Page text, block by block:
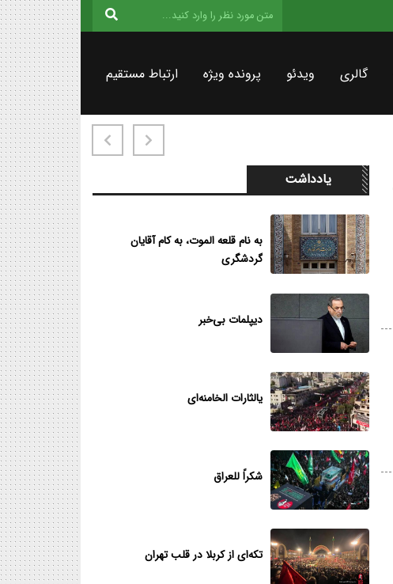
گالری ویدئو پرونده ویژه ارتباط مستقیم
یادداشت
به نام قلعه الموت، به کام آقایان
گردشگری
دیپلمات بی‌خبر
یالثارات الخامنه‌ای
شکراً للعراق
تکه‌ای از کربلا در قلب تهران